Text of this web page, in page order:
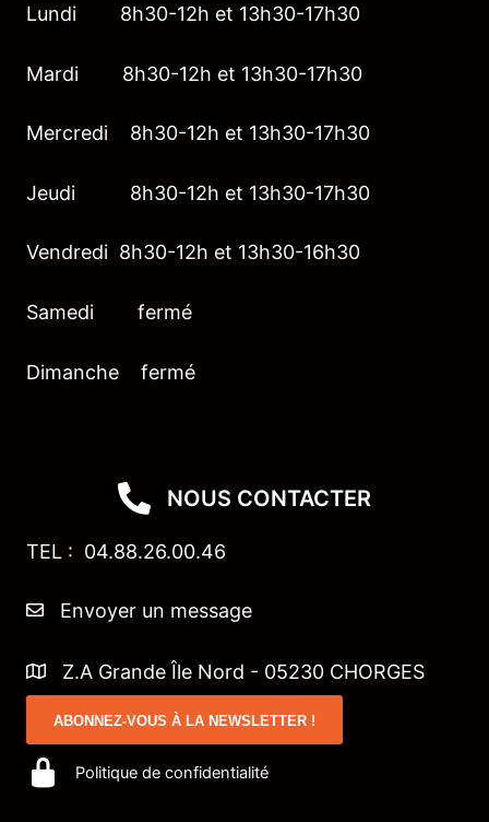
Lundi 8h30-12h et 13h30-17h30
Mardi 8h30-12h et 13h30-17h30
Mercredi 8h30-12h et 13h30-17h30
Jeudi 8h30-12h et 13h30-17h30
Vendredi 8h30-12h et 13h30-16h30
Samedi fermé
Dimanche fermé
NOUS CONTACTER
TEL : 04.88.26.00.46
Envoyer un message
Z.A Grande Île Nord - 05230 CHORGES
ABONNEZ-VOUS À LA NEWSLETTER !
Politique de confidentialité